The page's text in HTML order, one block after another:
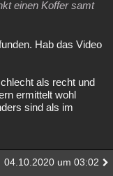
einen Koffer samt
Hab das Video
als recht und
ermittelt wohl
sind als im
04.10.2020 um 03:02